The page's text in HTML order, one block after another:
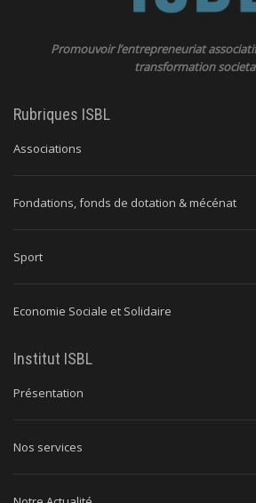
Promouvoir l’entrepreneuriat
transformation
Rubriques ISBL
Associations
Fondations, fonds de dotation & mécénat
Sport
Economie Sociale et Solidaire
Institut ISBL
Présentation
Nos services